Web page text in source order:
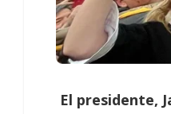
El presidente,